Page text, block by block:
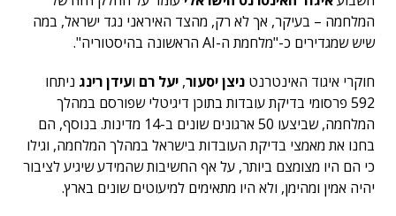
המלחמה – בעיקר, אך לא רק, מהצד האיראני נגד ישראל, במה
שיש שמגדירים כ-"מלחמת ה-AI הראשונה בהיסטוריה".
חוקרי איגוד האינטרנט ניצן יסעור, יעל רם ועידן רינג ניתחו
592 פרסומי בדיקת עובדות בתוכן דיגיטלי שפורסם במהלך
המלחמה, שביצעו 50 ארגונים שונים ב-14 מדינות. בנוסף, הם
בחנו את מאמצי בדיקת העובדות בישראל במהלך המלחמה, וגילו
כי הם היו מצומצם ביותר, על אף החשיבות שהמידע שיגיע לציבור
יהיה אמין ומהימן, ולא היו מתאימים למיעוטים שונים בארץ.